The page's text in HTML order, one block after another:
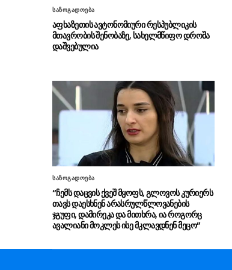
საზოგადოება
აფხაზეთის ავტონომიური რესპუბლიკის
მთავრობის შენობაზე, სახელმწიფო დროშა
დაშვებულია
საზოგადოება
“ჩემს დაცვის ქვეშ მყოფს, გლოვოს კურიერს
თავს დაესხნენ არასრულწლოვანების
ჯგუფი, დამირეკა და მითხრა, ია როგორც
ავალიანი მოკლეს ისე მკლავდნენ მეცო”